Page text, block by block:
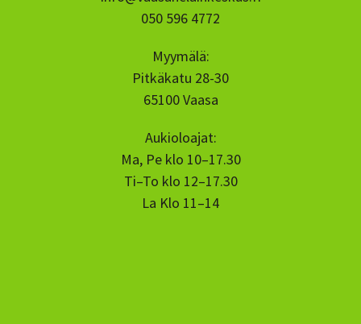
050 596 4772
Myymälä:
Pitkäkatu 28-30
65100 Vaasa
Aukioloajat:
Ma, Pe klo 10–17.30
Ti–To klo 12–17.30
La Klo 11–14